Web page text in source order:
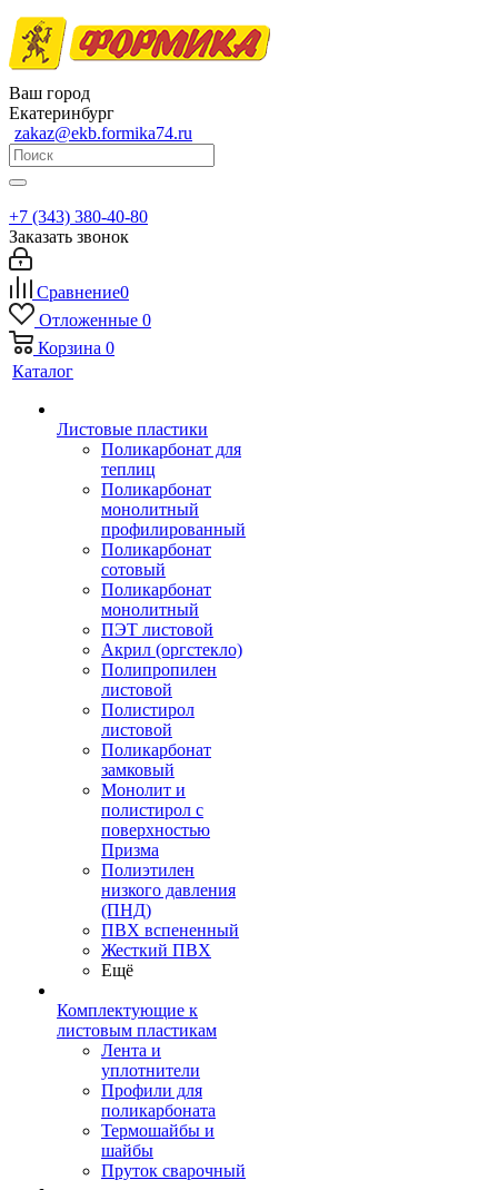
Ваш город
Екатеринбург
zakaz@ekb.formika74.ru
+7 (343) 380-40-80
Заказать звонок
Сравнение0
Отложенные 0
Корзина 0
Каталог
Листовые пластики
Поликарбонат для
теплиц
Поликарбонат
монолитный
профилированный
Поликарбонат
сотовый
Поликарбонат
монолитный
ПЭТ листовой
Акрил (оргстекло)
Полипропилен
листовой
Полистирол
листовой
Поликарбонат
замковый
Монолит и
полистирол с
поверхностью
Призма
Полиэтилен
низкого давления
(ПНД)
ПВХ вспененный
Жесткий ПВХ
Ещё
Комплектующие к
листовым пластикам
Лента и
уплотнители
Профили для
поликарбоната
Термошайбы и
шайбы
Пруток сварочный